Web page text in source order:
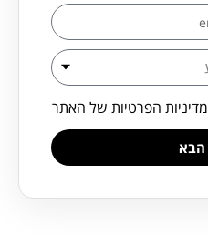
מדיניות הפרטיות של האתר
הבא